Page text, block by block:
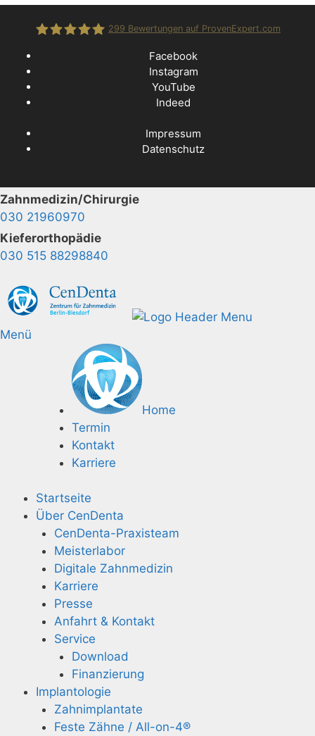
CenDenta - Zentrum für Zahnmedizin
299 Bewertungen auf ProvenExpert.com
Facebook
Instagram
YouTube
Indeed
Impressum
Datenschutz
Zahnmedizin/Chirurgie
030 21960970
Kieferorthopädie
030 515 88298840
Menü
Home
Termin
Kontakt
Karriere
Startseite
Über CenDenta
CenDenta-Praxisteam
Meisterlabor
Digitale Zahnmedizin
Karriere
Presse
Anfahrt & Kontakt
Service
Download
Finanzierung
Implantologie
Zahnimplantate
Feste Zähne / All-on-4®